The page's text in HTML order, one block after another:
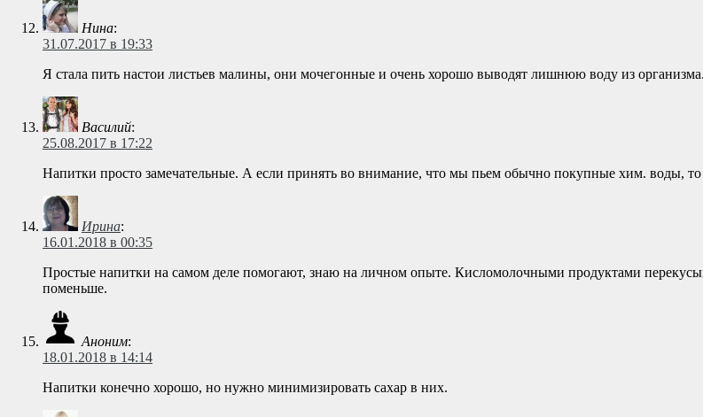
Нина:
31.07.2017 в 19:33
Я стала пить настои листьев малины, они мочегонные и очень хорошо выводят лишнюю воду из организма.
Василий:
25.08.2017 в 17:22
Напитки просто замечательные. А если принять во внимание, что мы пьем обычно покупные хим. воды,
Ирина:
16.01.2018 в 00:35
Простые напитки на самом деле помогают, знаю на личном опыте. Кисломолочными продуктами
поменьше.
Аноним:
18.01.2018 в 14:14
Напитки конечно хорошо, но нужно минимизировать сахар в них.